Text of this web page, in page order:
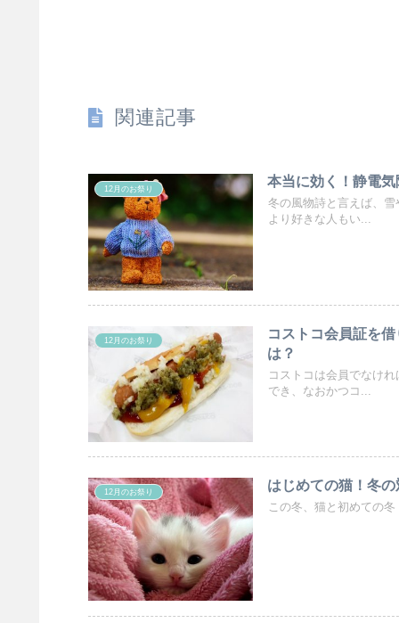
関連記事
12月のお祭り 本当に効く！静電
冬の風物詩と言えば、
より好きな人もい...
12月のお祭り
コストコ会員証を
は？
コストコは会員でなけ
でき、なおかつコ...
12月のお祭り はじめての猫！冬
この冬、猫と初めての冬